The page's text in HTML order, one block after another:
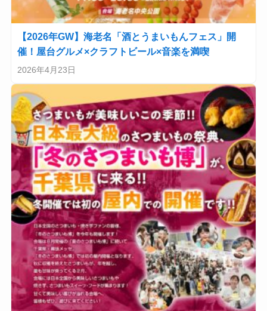
【2026年GW】海老名「酒とうまいもんフェス」開
催！屋台グルメ×クラフトビール×音楽を満喫
2026年4月23日